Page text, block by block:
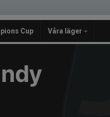
Cup Våra läger